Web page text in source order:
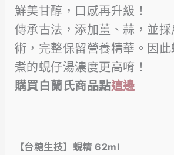
鮮美甘醇，口感再升級！
傳承古法，添加薑、蒜，並
術，完整保留營養精華。因
煮的蜆仔湯濃度更高唷！
購買白蘭氏商品點這邊
【台糖生技】蜆精 62ml